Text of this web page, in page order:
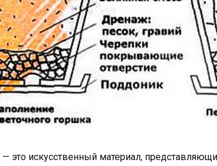
— это искусственный материал,